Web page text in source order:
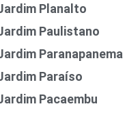
Planalto
Paulistano
Paranapanema
Paraíso
Pacaembu